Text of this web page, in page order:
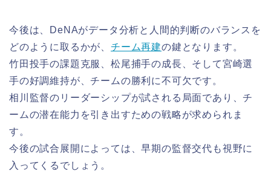
今後は、DeNAがデータ分析と人間的判断のバランスを
どのように取るかが、 チーム再建の鍵となります。
竹田投手の課題克服、松尾捕手の成長、そして宮崎選
手の好調維持が、チームの勝利に不可欠です。
相川監督のリーダーシップが試される局面であり、チ
ームの潜在能力を引き出すための戦略が求められま
す。
今後の試合展開によっては、早期の監督交代も視野に
入ってくるでしょう。